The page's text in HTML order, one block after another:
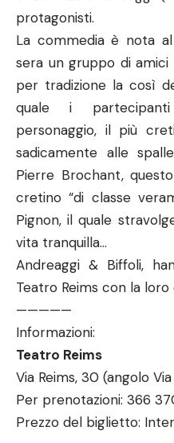
protagonisti.
La commedia è nota
sera un gruppo di amici
per tradizione la così
quale i
personaggio, il più
sadicamente alle
Pierre Brochant,
cretino “di classe
Pignon, il quale
vita tranquilla…
Andreaggi & Biffoli,
Teatro Reims con la
—————
Informazioni:
Teatro Reims
Via Reims, 30 (angolo
Per prenotazioni: 366
Prezzo del biglietto: